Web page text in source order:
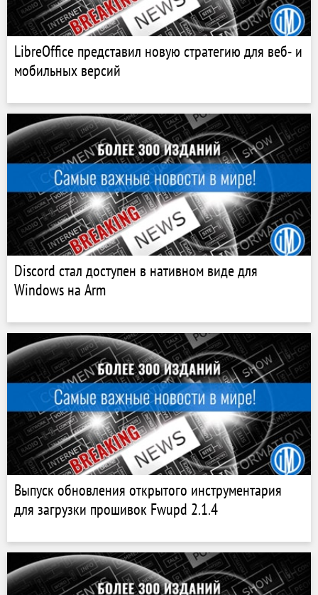
LibreOffice представил новую стратегию для веб- и
мобильных версий
Discord стал доступен в нативном виде для
Windows на Arm
Выпуск обновления открытого инструментария
для загрузки прошивок Fwupd 2.1.4